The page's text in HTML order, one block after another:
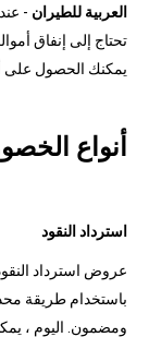
العربية للطيران -
تحتاج إلى إنفاق
يمكنك الحصول على
أنواع
استرداد النقود
عروض استرداد
باستخدام طريقة
ومضمون. اليوم ،